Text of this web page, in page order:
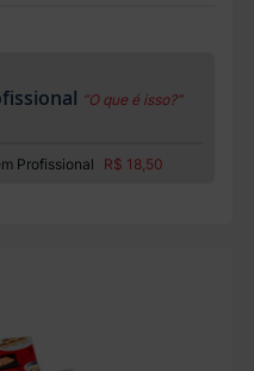
“O que é isso?”
Profissional R$ 18,50